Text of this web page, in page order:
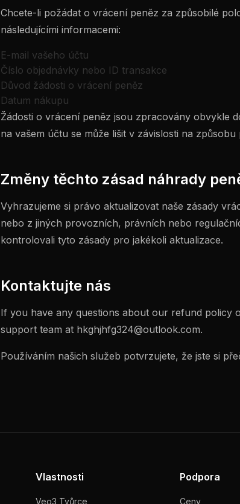
Chcete-li požádat o vrácení peněz za způsobilé
následujícími informacemi:
E-mail vašeho účtu
Číslo objednávky nebo ID transakce
Důvod žádosti o vrácení peněz
Datum nákupu
Žádosti o vrácení peněz jsou zpracovány obvykle
na vašem účtu se může lišit v závislosti na
Změny těchto zásad náhrady
Vyhrazujeme si právo aktualizovat naše zásady
nebo z jiných provozních, právních nebo
kontrolovali tyto zásady pro jakékoli aktualizace.
Kontaktujte nás
If you have any questions about our refund policy
support team at hkghjhfg324@outlook.com.
Používáním našich služeb potvrzujete, že jste si
Vlastnosti
Veo3 Tvůrce
Podpora
Ceny